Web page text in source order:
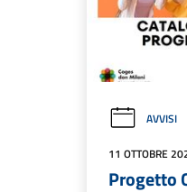
AVVISI
11 OTTOBRE
Progetto